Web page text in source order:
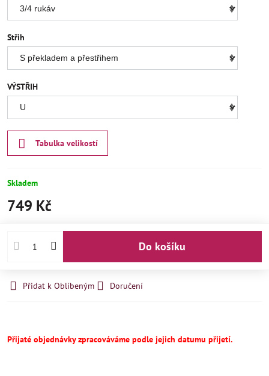
Střih
VÝSTŘIH
Tabulka velikostí
Skladem
749 Kč
Do košíku
Přidat k Oblíbeným Doručení
Přijaté objednávky zpracováváme podle jejich datumu přijetí.